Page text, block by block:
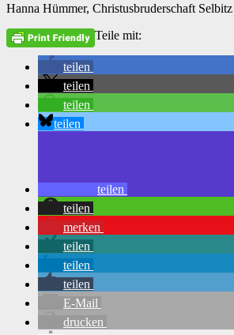
Hanna Hümmer, Christusbruderschaft Selbitz
Teile mit:
teilen
teilen
teilen
teilen
teilen
teilen
merken
teilen
teilen
teilen
E-Mail
drucken